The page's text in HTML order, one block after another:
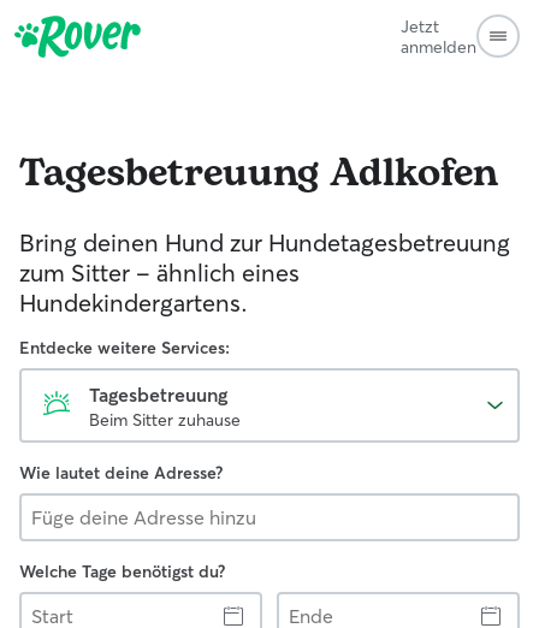
Jetzt
anmelden
TagesbetreuungAdlkofen
Bring deinen Hund zur Hundetagesbetreuung
zum Sitter - ähnlich eines
Hundekindergartens.
Entdecke weitere Services:
Tagesbetreuung
Beim Sitter zuhause
Wie lautet deine Adresse?
Welche Tage benötigst du?
Start
Ende